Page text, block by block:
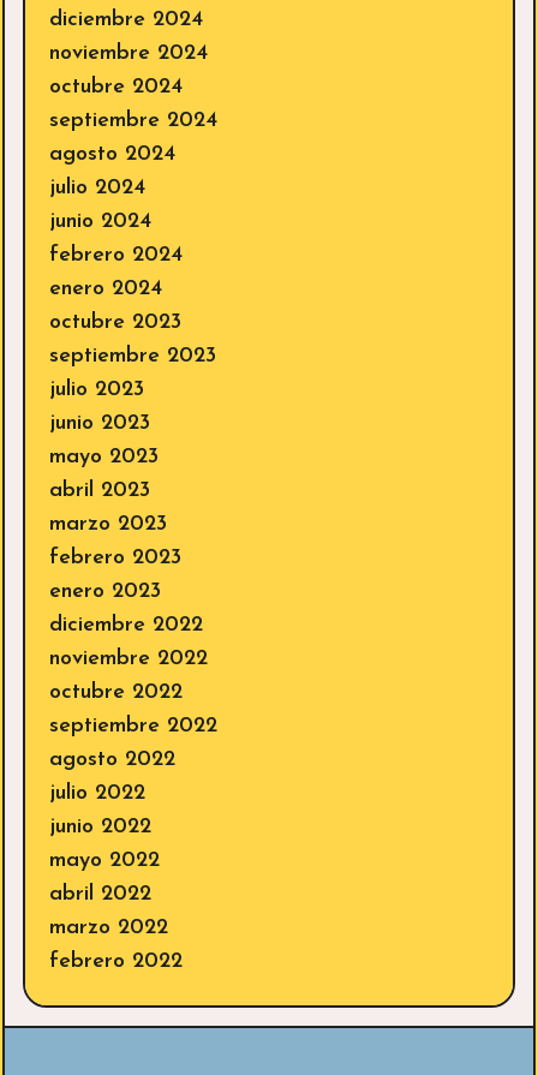
diciembre 2024
noviembre 2024
octubre 2024
septiembre 2024
agosto 2024
julio 2024
junio 2024
febrero 2024
enero 2024
octubre 2023
septiembre 2023
julio 2023
junio 2023
mayo 2023
abril 2023
marzo 2023
febrero 2023
enero 2023
diciembre 2022
noviembre 2022
octubre 2022
septiembre 2022
agosto 2022
julio 2022
junio 2022
mayo 2022
abril 2022
marzo 2022
febrero 2022